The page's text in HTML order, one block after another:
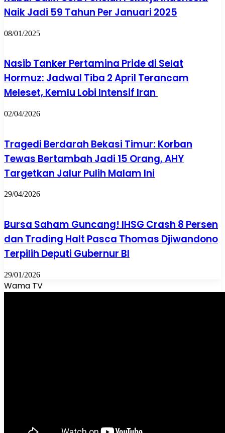
Naik Jadi 59 Tahun Per Januari 2025
08/01/2025
Nasib Tanker Pertamina Pride di Selat
Hormuz: Jadwal Tiba 2 April Terancam
Meleset, Kemlu Lobi Intensif Iran
02/04/2026
Tragedi Berdarah Bekasi Timur: Korban
Tewas Bertambah Jadi 15 Orang, AHY
Targetkan Jalur Pulih Malam Ini
29/04/2026
Bursa Saham Guncang! IHSG Crash 8 Persen
dan Trading Halt Pasca Thomas Djiwandono
Terpilih Deputi Gubernur BI
29/01/2026
Wama TV